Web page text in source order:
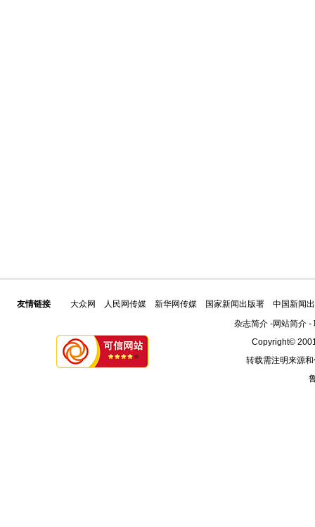
友情链接 大众网 人民网传媒 新华网传媒 国家新闻出版署
中国新闻
杂志简介-网站简介-
Copyright©
转载需注明来源